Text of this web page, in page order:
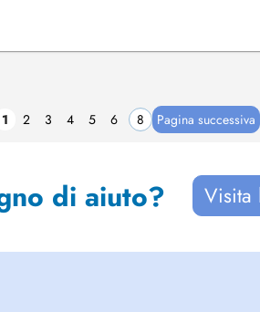
1 2 3 4 5 6 8 Pagina successiva
di aiuto? Visita